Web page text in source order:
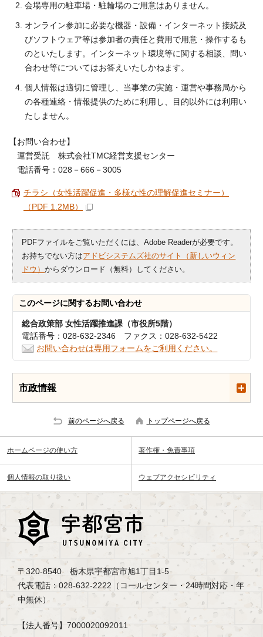
会場専用の駐車場・駐輪場のご用意はありません。
オンライン参加に必要な機器・設備・インターネット接続及
びソフトウェア等は参加者の責任と費用で用意・操作するも
のといたします。インターネット環境等に関する相談、問い
合わせ等についてはお答えいたしかねます。
個人情報は適切に管理し、当事業の実施・運営や事務局から
の各種連絡・情報提供のために利用し、目的以外には利用い
たしません。
【お問い合わせ】
運営受託 株式会社TMC経営支援センター
電話番号：028－666－3005
チラシ（女性活躍促進・多様な性の理解促進セミナー）
（PDF 1.2MB）
PDFファイルをご覧いただくには、Adobe Readerが必要です。
お持ちでない方はアドビシステムズ社のサイト（新しいウィン
ドウ）からダウンロード（無料）してください。
このページに関するお問い合わせ
総合政策部 女性活躍推進課（市役所5階）
電話番号：028-632-2346 ファクス：028-632-5422
お問い合わせは専用フォームをご利用ください。
市政情報
前のページへ戻る トップページへ戻る
ホームページの使い方 著作権・免責事項
個人情報の取り扱い ウェブアクセシビリティ
〒320-8540 栃木県宇都宮市旭1丁目1-5
代表電話：028-632-2222（コールセンター・24時間対応・年
中無休）
【法人番号】7000020092011